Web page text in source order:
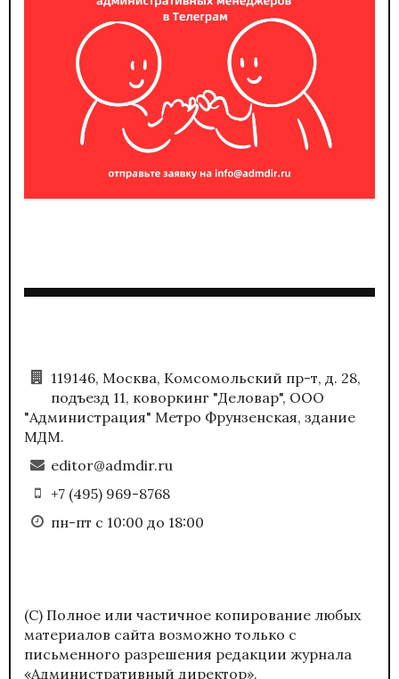
119146, Москва, Комсомольский пр-т, д. 28,
подъезд 11, коворкинг "Деловар", ООО
"Администрация" Метро Фрунзенская, здание
МДМ.
editor@admdir.ru
+7 (495) 969-8768
пн-пт с 10:00 до 18:00
(С) Полное или частичное копирование любых
материалов сайта возможно только с
письменного разрешения редакции журнала
«Административный директор».